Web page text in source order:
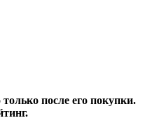
после его покупки.